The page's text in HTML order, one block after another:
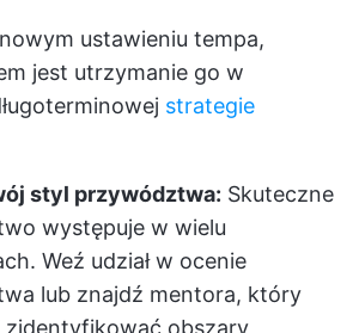
ustawieniu tempa,
jest utrzymanie go w
strategie
styl przywództwa: Skuteczne
występuje w wielu
Weź udział w ocenie
lub znajdź mentora, który